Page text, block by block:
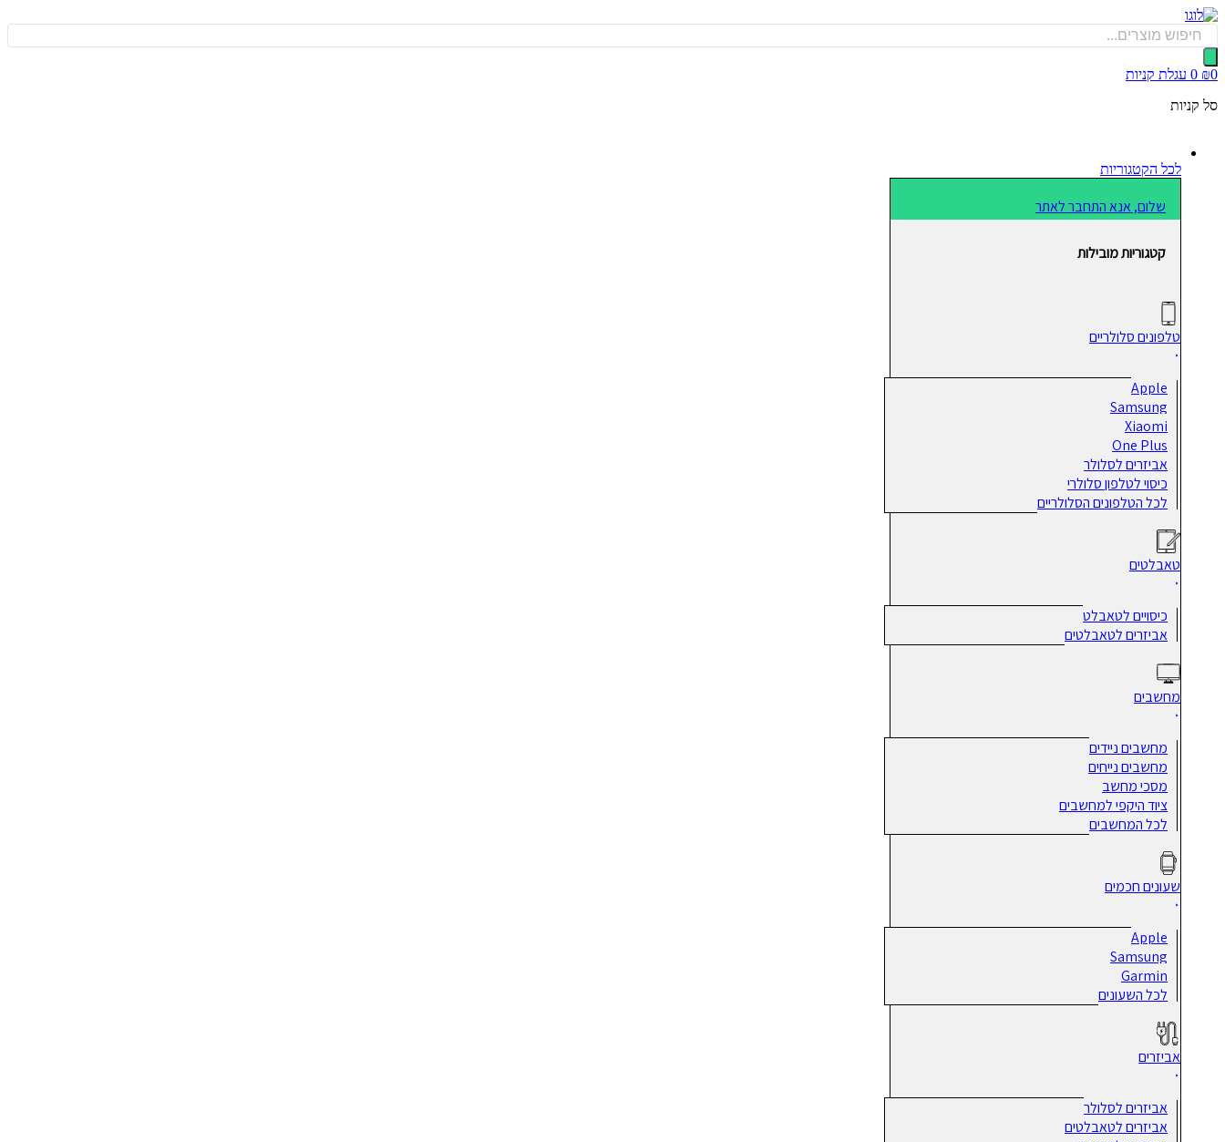
דלג
לתוכן
Products
search
₪0
0 עגלת קניות
סל קניות
לכל הקטגוריות
שלום, אנא התחבר לאתר
קטגוריות מובילות
טלפונים סלולריים
Apple
Samsung
Xiaomi
One Plus
אביזרים לסלולר
כיסוי לטלפון סלולרי
לכל הטלפונים הסלולריים
טאבלטים
כיסויים לטאבלט
אביזרים לטאבלטים
מחשבים
מחשבים ניידים
מחשבים נייחים
מסכי מחשב
ציוד היקפי למחשבים
לכל המחשבים
שעונים חכמים
Apple
Samsung
Garmin
לכל השעונים
אביזרים
אביזרים לסלולר
אביזרים לטאבלטים